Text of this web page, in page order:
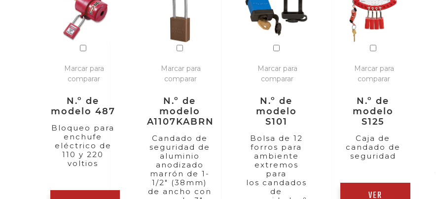
Marcar para
comparar
N.º de
modelo 487
Bloqueo para
enchufe
eléctrico de
110 y 220
voltios
Marcar para
comparar
N.º de
modelo
A1107KABRN
Candado de
seguridad de
aluminio
anodizado
marrón de 1-
1/2" (38mm)
de ancho con
Marcar para
comparar
N.º de
modelo
S101
Bolsa de 12
forros para
ambiente
extremos
para
los candados
de
Marcar para
comparar
N.º de
modelo
S125
Caja de
candado de
seguridad
VER